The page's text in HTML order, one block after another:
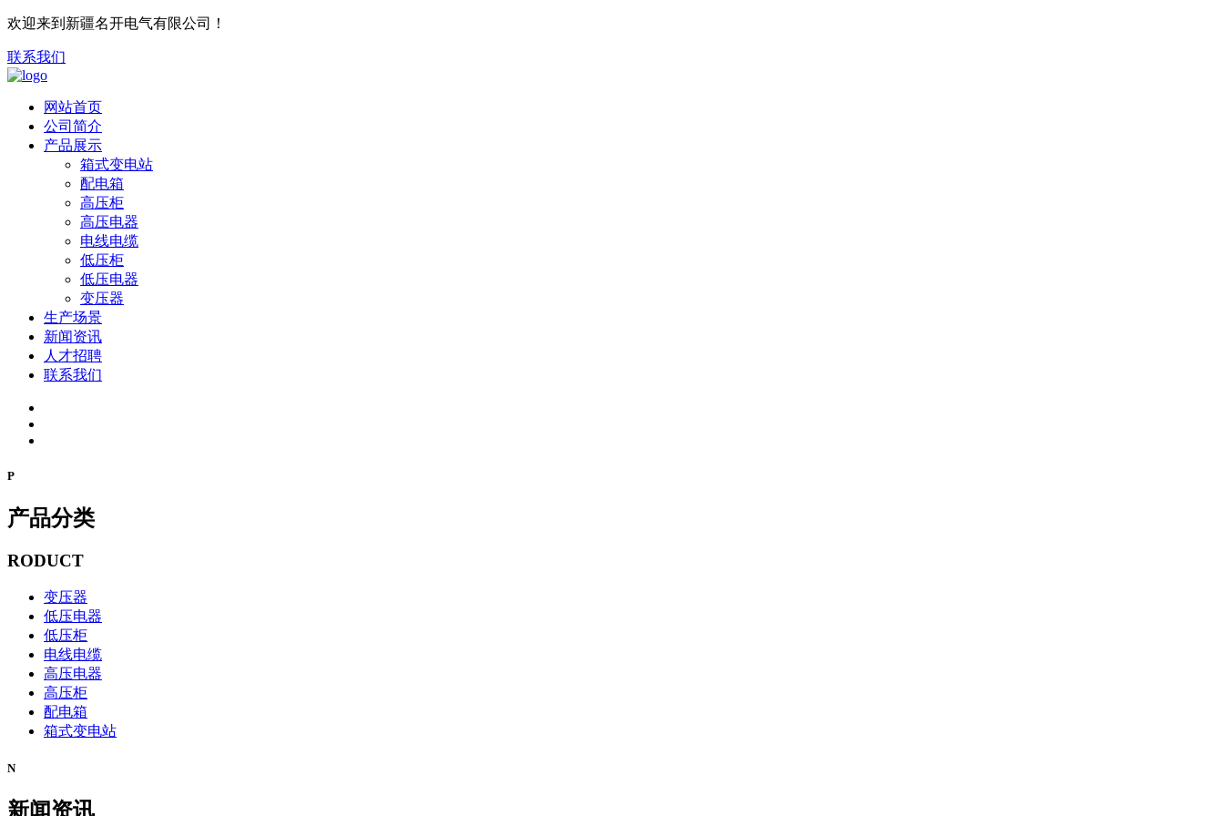
欢迎来到新疆名开电气有限公司！
联系我们
网站首页
公司简介
产品展示
箱式变电站
配电箱
高压柜
高压电器
电线电缆
低压柜
低压电器
变压器
生产场景
新闻资讯
人才招聘
联系我们
P
产品分类
RODUCT
变压器
低压电器
低压柜
电线电缆
高压电器
高压柜
配电箱
箱式变电站
N
新闻资讯